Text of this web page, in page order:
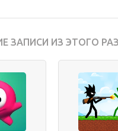
ЗАПИСИ ИЗ ЭТОГО